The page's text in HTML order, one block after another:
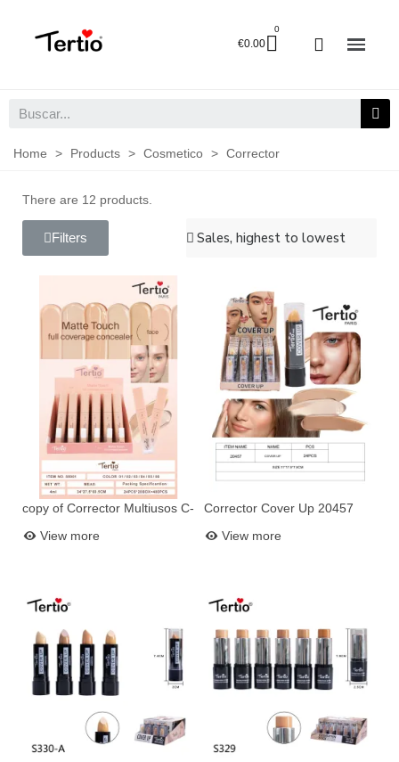
€0.00
Home > Products > Cosmetico > Corrector
There are 12 products.
Filters
Add to basket
copy of Corrector Multiusos C-
View more
Add to basket
Corrector Cover Up 20457
View more